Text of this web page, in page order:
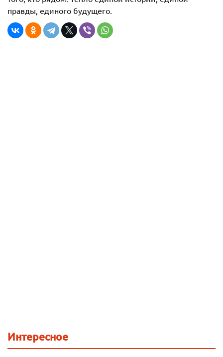
правды, единого будущего.
Интересное